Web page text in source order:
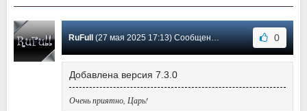
RuFull (27 мая 2025 17:13) Сообщение #1 0
Добавлена версия 7.3.0
Очень приятно, Царь!